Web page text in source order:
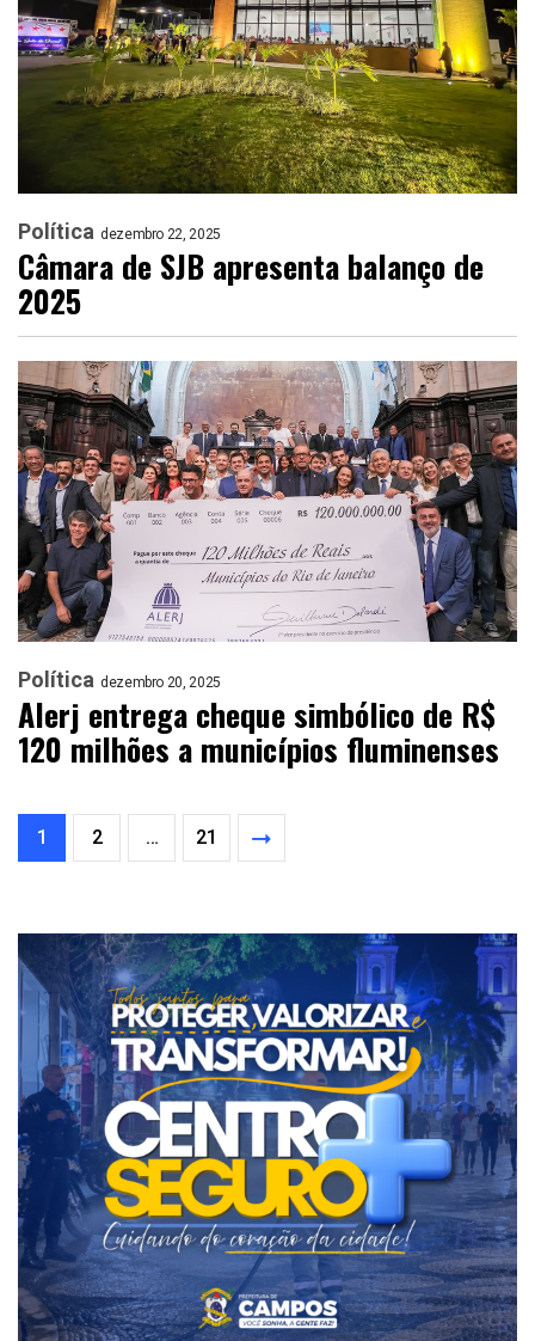
Política dezembro 22, 2025
Câmara de SJB apresenta balanço de
2025
Política dezembro 20, 2025
Alerj entrega cheque simbólico de R$
120 milhões a municípios fluminenses
1 2 … 21